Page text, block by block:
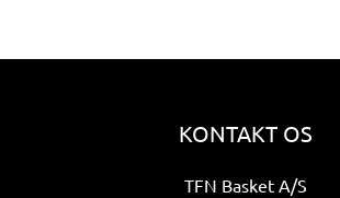
KONTAKT OS
TFN Basket A/S